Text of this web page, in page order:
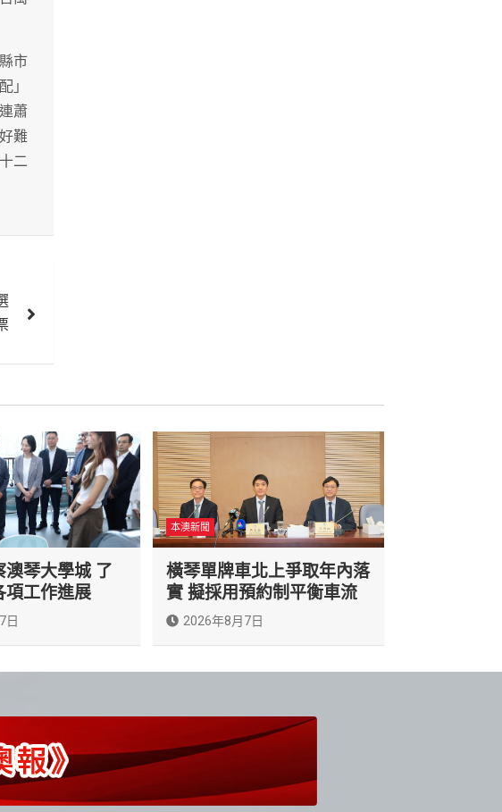
市
」
蕭
難
二
澳琴大學城 了
項工作進展
日
本澳新聞
橫琴單牌車北上爭取年內落
實 擬採用預約制平衡車流
2026年8月7日